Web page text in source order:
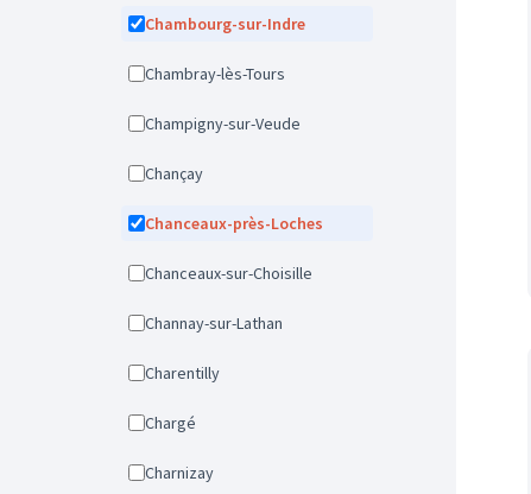
Chambourg-sur-Indre
Chambray-lès-Tours
Champigny-sur-Veude
Chançay
Chanceaux-près-Loches
Chanceaux-sur-Choisille
Channay-sur-Lathan
Charentilly
Chargé
Charnizay